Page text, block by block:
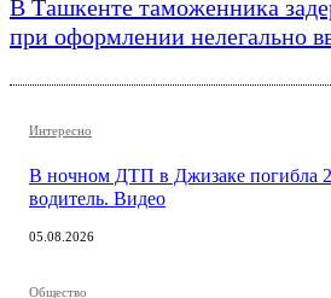
В Ташкенте таможенника
при оформлении нелегально
Интересно
В ночном ДТП в Джизаке погибла
водитель. Видео
05.08.2026
Общество